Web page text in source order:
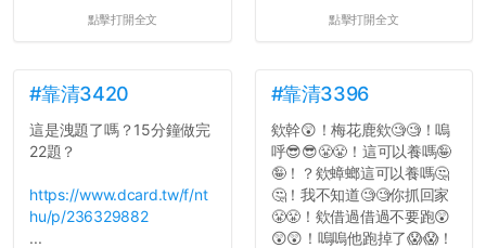
點擊打開全文 點擊打開全文
#靠清3420
這是洩題了嗎？15分鐘做完
22題？
https://www.dcard.tw/f/nt
hu/p/236329882
...
#靠清3396
欸幹😲！梅花鹿欸🧐🧐！嗚
呼😎😎😤😤！這可以養嗎🤪
🤪！？欸蟑螂這可以養嗎🤔
🤔！我不知道🧐🧐你抓回家
😤😤！欸借過借過不要跑😲
😲😲！嗚嗚他跑掉了😱😱！